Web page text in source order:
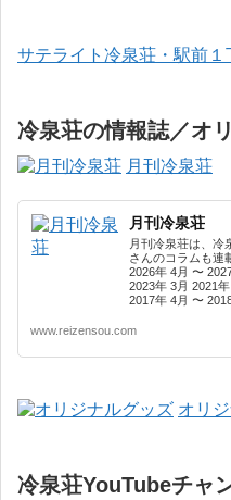
サテライト冷泉荘・駅前
冷泉荘の情報誌／オ
月刊冷泉荘
月刊冷泉荘
月刊冷泉荘は、冷
さんのコラムも連
2026年 4月 〜
2023年 3月 2021
2017年 4月 〜
www.reizensou.com
オリ
冷泉荘YouTubeチャ